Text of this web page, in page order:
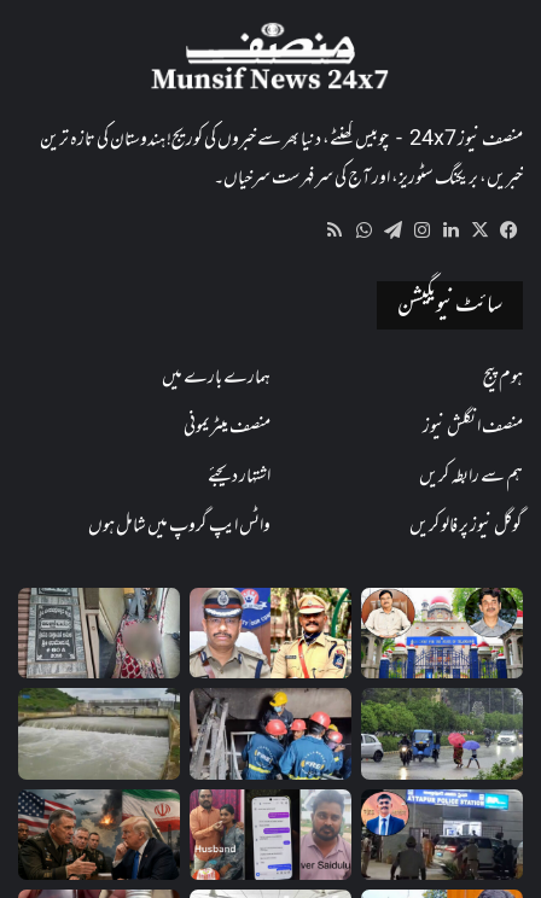
منصف نیوز 24x7 - چوبیس گھنٹے، دنیا بھر سے خبروں کی کوریج! ہندوستان کی تازہ ترین
خبریں، بریکنگ سٹوریز، اور آج کی سرفہرست سرخیاں۔
Facebook
X
LinkedIn
Instagram
Telegram
WhatsApp
سائٹ نیویگیشن
ہوم پیج
ہمارے بارے میں
منصف انگلش نیوز
منصف میٹریمونی
ہم سے رابطہ کریں
اشتہار دیجئے
گوگل نیوز پر فالو کریں
واٹس ایپ گروپ میں شامل ہوں